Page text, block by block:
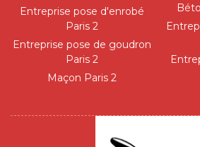
Entreprise pose d'enrobé
Paris 2
Entreprise pose de goudron
Paris 2
Maçon Paris 2